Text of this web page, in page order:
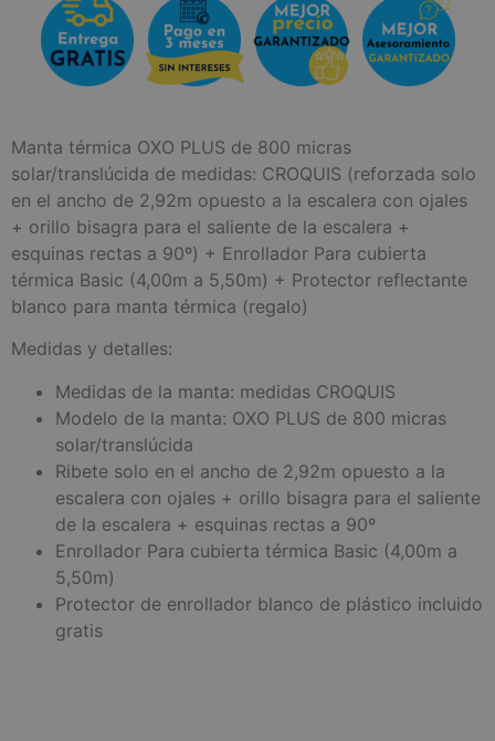
Manta térmica OXO PLUS de 800 micras
solar/translúcida de medidas: CROQUIS (reforzada solo
en el ancho de 2,92m opuesto a la escalera con ojales
+ orillo bisagra para el saliente de la escalera +
esquinas rectas a 90º) + Enrollador Para cubierta
térmica Basic (4,00m a 5,50m) + Protector reflectante
blanco para manta térmica (regalo)
Medidas y detalles:
Medidas de la manta: medidas CROQUIS
Modelo de la manta: OXO PLUS de 800 micras
solar/translúcida
Ribete solo en el ancho de 2,92m opuesto a la
escalera con ojales + orillo bisagra para el saliente
de la escalera + esquinas rectas a 90º
Enrollador Para cubierta térmica Basic (4,00m a
5,50m)
Protector de enrollador blanco de plástico incluido
gratis